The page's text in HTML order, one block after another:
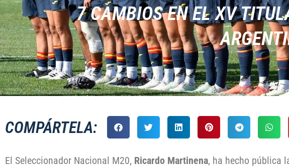
7 CAMBIOS EN EL XV
COMPÁRTELA:
El Seleccionador Nacional M20, Ricardo Martinena, ha hecho pública